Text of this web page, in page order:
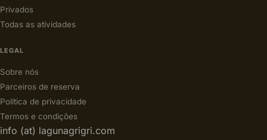
Privados
Todas as atividades
LEGAL
Sobre nós
Parceiros de reserva
Política de privacidade
Termos e condições
info (at) lagunagrigri.com